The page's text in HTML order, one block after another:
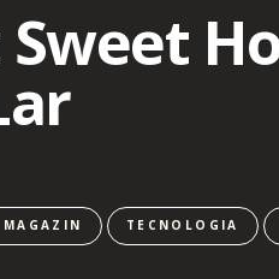
TECNOLOGIA